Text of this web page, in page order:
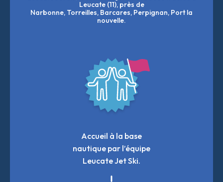
Leucate (11), près de
Narbonne, Torreilles, Barcares, Perpignan, Port la
nouvelle.
Accueil à la base
nautique par l’équipe
Leucate Jet Ski.